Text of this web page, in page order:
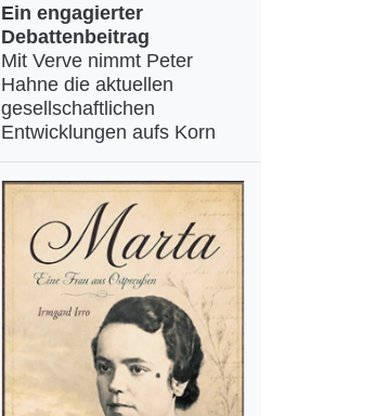
Ein engagierter
Debattenbeitrag
Mit Verve nimmt Peter
Hahne die aktuellen
gesellschaftlichen
Entwicklungen aufs Korn